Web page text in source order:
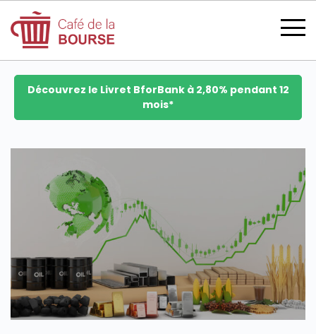
se connecter
devenir membre
CATÉGORIES
Découvrez le Livret BforBank à 2,80% pendant 12
mois*